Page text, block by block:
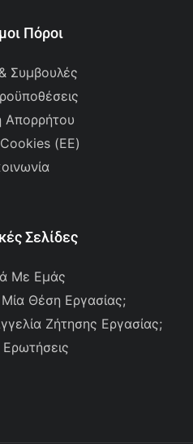
Πόροι
Συμβουλές
Απορρήτου
Cookies (ΕΕ)
Σελίδες
Με Εμάς
Θέση Εργασίας;
Ζήτησης Εργασίας;